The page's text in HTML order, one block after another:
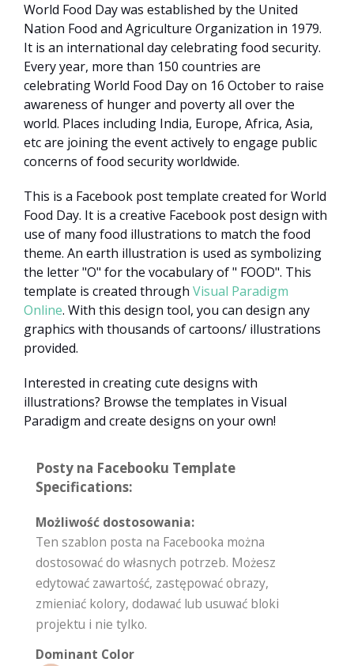
World Food Day was established by the United
Nation Food and Agriculture Organization in 1979.
It is an international day celebrating food security.
Every year, more than 150 countries are
celebrating World Food Day on 16 October to raise
awareness of hunger and poverty all over the
world. Places including India, Europe, Africa, Asia,
etc are joining the event actively to engage public
concerns of food security worldwide.
This is a Facebook post template created for World
Food Day. It is a creative Facebook post design with
use of many food illustrations to match the food
theme. An earth illustration is used as symbolizing
the letter "O" for the vocabulary of " FOOD". This
template is created through Visual Paradigm
Online. With this design tool, you can design any
graphics with thousands of cartoons/ illustrations
provided.
Interested in creating cute designs with
illustrations? Browse the templates in Visual
Paradigm and create designs on your own!
Posty na Facebooku Template
Specifications:
Możliwość dostosowania:
Ten szablon posta na Facebooka można
dostosować do własnych potrzeb. Możesz
edytować zawartość, zastępować obrazy,
zmieniać kolory, dodawać lub usuwać bloki
projektu i nie tylko.
Dominant Color